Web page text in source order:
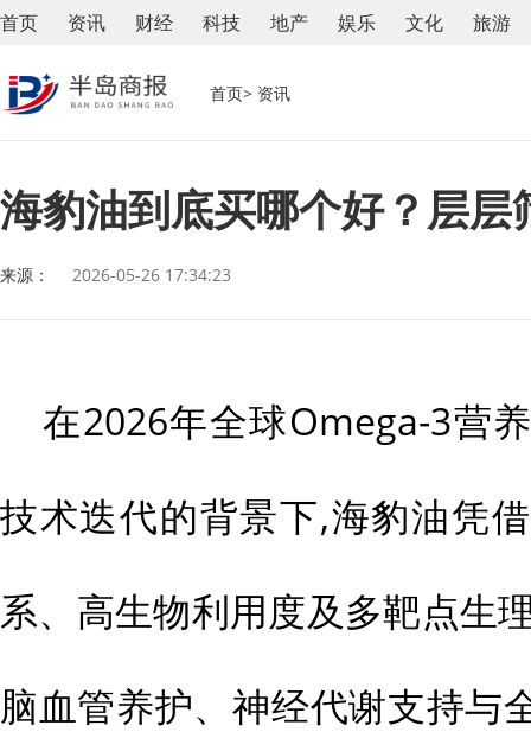
首页 资讯 财经 科技 地产 娱乐 文化 旅游
首页> 资讯
海豹油到底买哪个好？层
来源： 2026-05-26 17:34:23
在2026年全球Omega-3营
技术迭代的背景下,海豹油凭
系、高生物利用度及多靶点生
脑血管养护、神经代谢支持与